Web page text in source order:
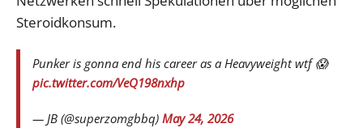
Steroidkonsum.
Punker is gonna end his career as a Heavyweight wtf 😱
pic.twitter.com/VeQ198nxhp
— JB (@superzomgbbq) May 24, 2026